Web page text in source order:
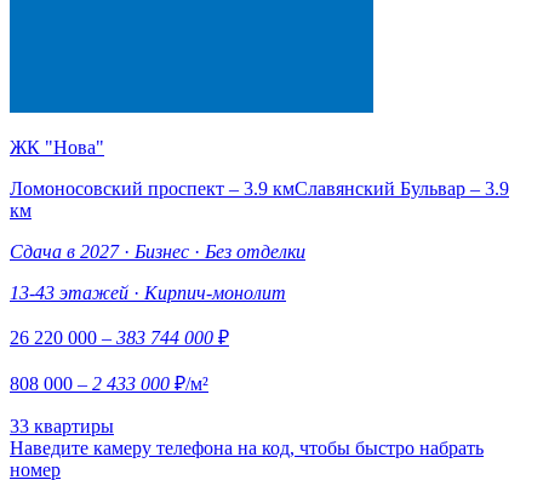
ЖК "Нова"
Ломоносовский проспект – 3.9 кмСлавянский Бульвар – 3.9
км
Сдача в 2027 · Бизнес · Без отделки
13-43 этажей · Кирпич-монолит
26 220 000 – 383 744 000 ₽
808 000 – 2 433 000 ₽/м²
33 квартиры
Наведите камеру телефона на код, чтобы быстро набрать
номер